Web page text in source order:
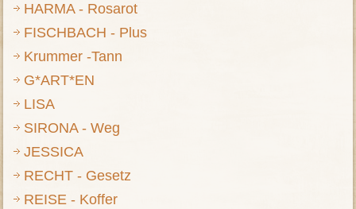
HARMA - Rosarot
FISCHBACH - Plus
Krummer -Tann
G*ART*EN
LISA
SIRONA - Weg
JESSICA
RECHT - Gesetz
REISE - Koffer